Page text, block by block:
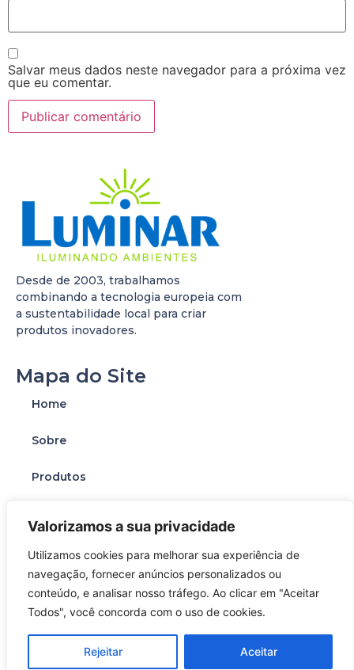
Valorizamos a sua privacidade
Utilizamos cookies para melhorar sua experiência de
navegação, fornecer anúncios personalizados ou
conteúdo, e analisar nosso tráfego. Ao clicar em "Aceitar
Todos", você concorda com o uso de cookies.
Rejeitar Aceitar
Salvar meus dados neste navegador para a próxima vez
que eu comentar.
Desde de 2003, trabalhamos
combinando a tecnologia europeia com
a sustentabilidade local para criar
produtos inovadores.
Mapa do Site
Home
Sobre
Produtos
Copyright © 2009 Luminar. Todos os direitos reservados | Criado
rapidinho 🏃🏽‍♀e com ❤️ porMetta K. Criativa